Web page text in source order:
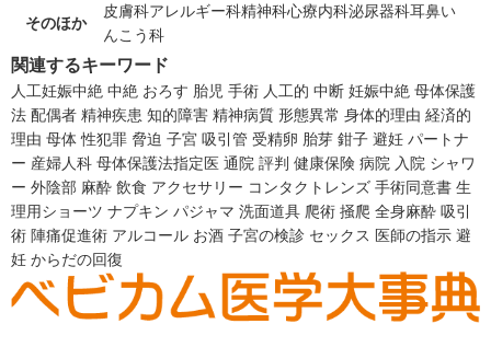
そのほか
皮膚科アレルギー科精神科心療内科泌尿器科耳鼻い
んこう科
関連するキーワード
人工妊娠中絶 中絶 おろす 胎児 手術 人工的 中断 妊娠中絶 母体保護
法 配偶者 精神疾患 知的障害 精神病質 形態異常 身体的理由 経済的
理由 母体 性犯罪 脅迫 子宮 吸引管 受精卵 胎芽 鉗子 避妊 パートナ
ー 産婦人科 母体保護法指定医 通院 評判 健康保険 病院 入院 シャワ
ー 外陰部 麻酔 飲食 アクセサリー コンタクトレンズ 手術同意書 生
理用ショーツ ナプキン パジャマ 洗面道具 爬術 掻爬 全身麻酔 吸引
術 陣痛促進術 アルコール お酒 子宮の検診 セックス 医師の指示 避
妊 からだの回復